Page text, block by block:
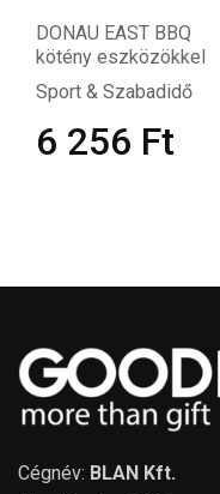
DONAU EAST BBQ
kötény eszközökkel
Sport & Szabadidő
6 256 Ft
Cégnév: BLAN Kft.